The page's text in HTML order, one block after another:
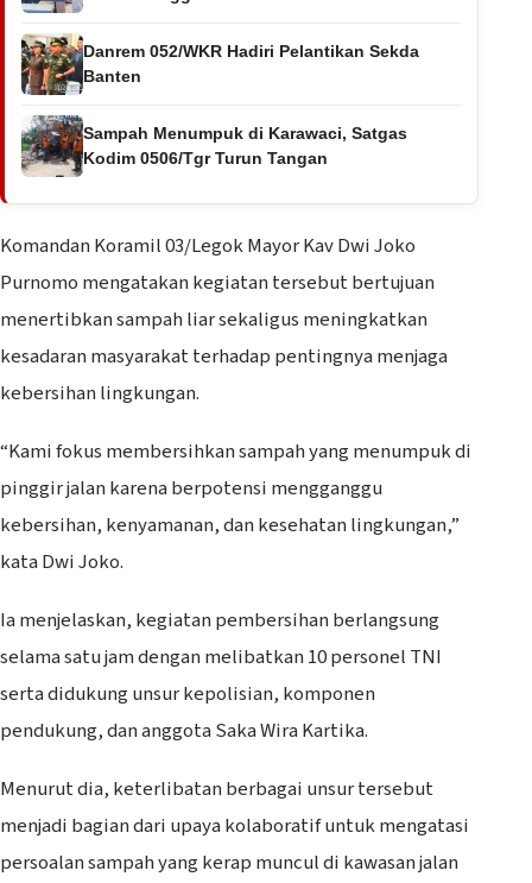
Danrem 052/WKR Hadiri Pelantikan Sekda
Banten
Sampah Menumpuk di Karawaci, Satgas
Kodim 0506/Tgr Turun Tangan
Komandan Koramil 03/Legok Mayor Kav Dwi Joko
Purnomo mengatakan kegiatan tersebut bertujuan
menertibkan sampah liar sekaligus meningkatkan
kesadaran masyarakat terhadap pentingnya menjaga
kebersihan lingkungan.
“Kami fokus membersihkan sampah yang menumpuk di
pinggir jalan karena berpotensi mengganggu
kebersihan, kenyamanan, dan kesehatan lingkungan,”
kata Dwi Joko.
Ia menjelaskan, kegiatan pembersihan berlangsung
selama satu jam dengan melibatkan 10 personel TNI
serta didukung unsur kepolisian, komponen
pendukung, dan anggota Saka Wira Kartika.
Menurut dia, keterlibatan berbagai unsur tersebut
menjadi bagian dari upaya kolaboratif untuk mengatasi
persoalan sampah yang kerap muncul di kawasan jalan